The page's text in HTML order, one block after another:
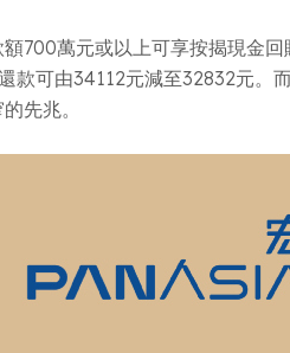
700萬元或以上可享按揭現金
款可由34112元減至32832元。
先兆。